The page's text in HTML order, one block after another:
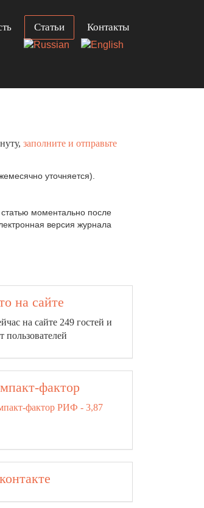
Статьи Контакты
заполните и отправьте
уточняется).
моментально после
версия журнала
на сайте
на сайте 249 гостей и
пользователей
фактор
фактор РИФ - 3,87